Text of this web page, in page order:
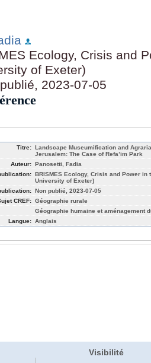
Ecology, Crisis and
of Exeter)
2023-07-05
Titre: Landscape Museumification and
Jerusalem: The Case of Refa’im Park
Auteur: Panosetti, Fadia
BRISMES Ecology, Crisis and Power in
University of Exeter)
Non publié, 2023-07-05
CREF: Géographie rurale
Géographie humaine et aménagement
Langue: Anglais
Visibilité